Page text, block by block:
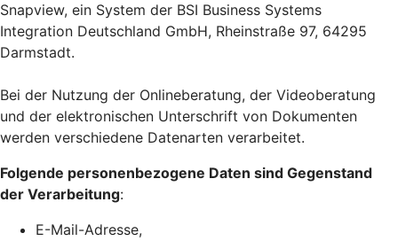
Snapview, ein System der BSI Business Systems
Integration Deutschland GmbH, Rheinstraße 97, 64295
Darmstadt.
Bei der Nutzung der Onlineberatung, der Videoberatung
und der elektronischen Unterschrift von Dokumenten
werden verschiedene Datenarten verarbeitet.
Folgende personenbezogene Daten sind Gegenstand
der Verarbeitung:
E-Mail-Adresse,